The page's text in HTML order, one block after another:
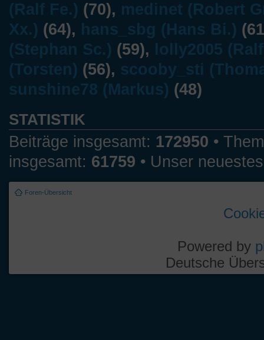
(Ralf Fe.) (70), medinet (Robert
Xx.) (64), hans_sbg (Hans Bi.)
(Stephan Sc.) (59),
lolly2005
(Torsten) (56), scooby_sti
sunshine78 (Markus) (48)
STATISTIK
Beiträge insgesamt: 172950 •
insgesamt: 61759 • Unser
Foren-Übersicht
Powered by
Deutsche